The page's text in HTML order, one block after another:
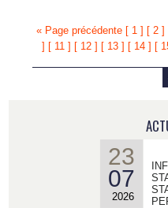
« Page précédente [ 1 ] [ 2 ]
] [ 11 ] [ 12 ] [ 13 ] [ 14 ] [
23
07
2026